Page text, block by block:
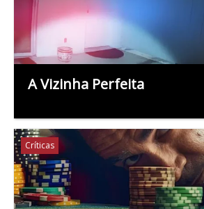
A Vizinha Perfeita
Críticas